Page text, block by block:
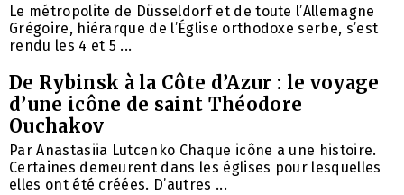
Le métropolite de Düsseldorf et de toute l’Allemagne
Grégoire, hiérarque de l’Église orthodoxe serbe, s’est
rendu les 4 et 5 ...
De Rybinsk à la Côte d’Azur : le voyage
d’une icône de saint Théodore
Ouchakov
Par Anastasiia Lutcenko Chaque icône a une histoire.
Certaines demeurent dans les églises pour lesquelles
elles ont été créées. D’autres ...